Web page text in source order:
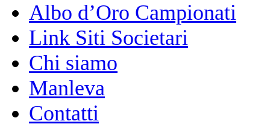
Albo d’Oro Campionati
Link Siti Societari
Chi siamo
Manleva
Contatti